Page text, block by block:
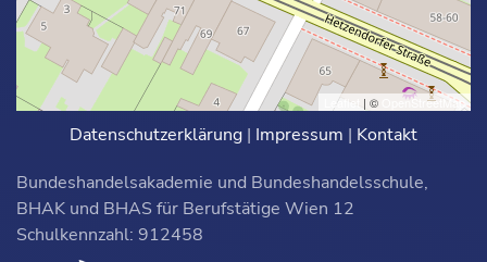
Leaflet | © OpenStreetMap
Datenschutzerklärung | Impressum | Kontakt
Bundeshandelsakademie und Bundeshandelsschule,
BHAK und BHAS für Berufstätige Wien 12
Schulkennzahl: 912458